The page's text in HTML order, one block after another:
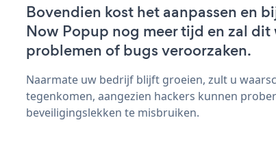
Bovendien kost het aanpassen en
Now Popup nog meer tijd en zal
problemen of bugs veroorzaken.
Naarmate uw bedrijf blijft groeien, zult u
tegenkomen, aangezien hackers kunnen
beveiligingslekken te misbruiken.